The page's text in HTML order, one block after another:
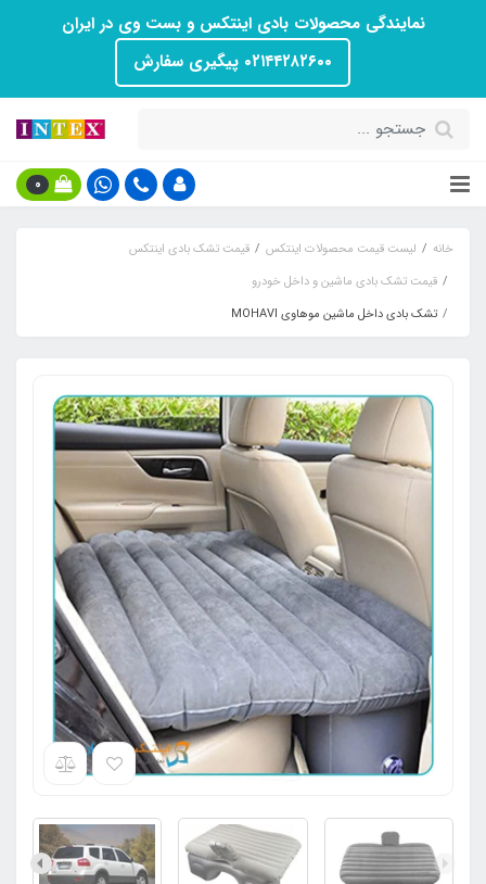
نمایندگی محصولات بادی اینتکس و بست وی در ایران
۰۲۱۴۴۲۸۲۶۰۰ پیگیری سفارش
0
خانه لیست قیمت محصولات اینتکس
قیمت تشک بادی اینتکس
قیمت تشک بادی ماشین و داخل خودرو
تشک بادی داخل ماشین موهاوی MOHAVI